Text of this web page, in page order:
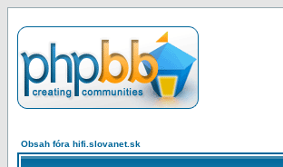
Obsah fóra hifi.slovanet.sk